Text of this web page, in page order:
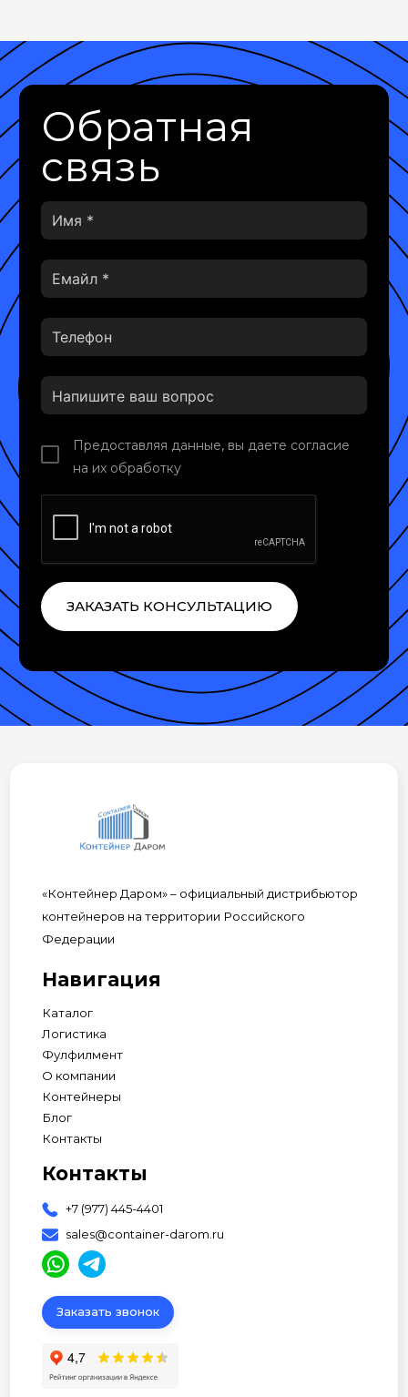
Обратная
связь
Предоставляя данные, вы даете согласие
на их обработку
ЗАКАЗАТЬ КОНСУЛЬТАЦИЮ
«Контейнер Даром» – официальный дистрибьютор
контейнеров на территории Российского
Федерации
Навигация
Каталог
Логистика
Фулфилмент
О компании
Контейнеры
Блог
Контакты
Контакты
+7 (977) 445-4401
sales@container-darom.ru
Заказать звонок